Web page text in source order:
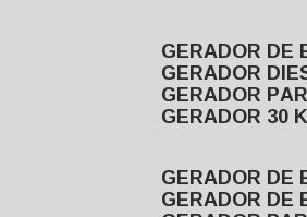
GERADOR
GERADOR
GERADOR
GERADOR
GERADOR
GERADOR